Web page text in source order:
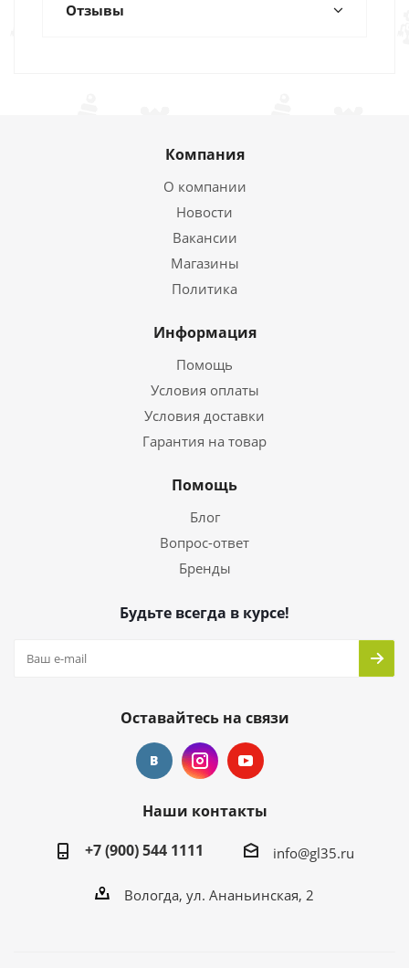
Отзывы
Компания
О компании
Новости
Вакансии
Магазины
Политика
Информация
Помощь
Условия оплаты
Условия доставки
Гарантия на товар
Помощь
Блог
Вопрос-ответ
Бренды
Будьте всегда в курсе!
Оставайтесь на связи
Наши контакты
+7 (900) 544 1111
info@gl35.ru
Вологда, ул. Ананьинская, 2